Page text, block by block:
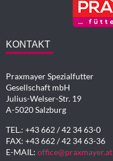
KONTAKT
Praxmayer Spezialfutter
Gesellschaft mbH
Julius-Welser-Str. 19
A-5020 Salzburg
TEL.: +43 662 / 42 34 63-0
FAX: +43 662 / 42 34 63-36
E-MAIL: office@praxmayer.at